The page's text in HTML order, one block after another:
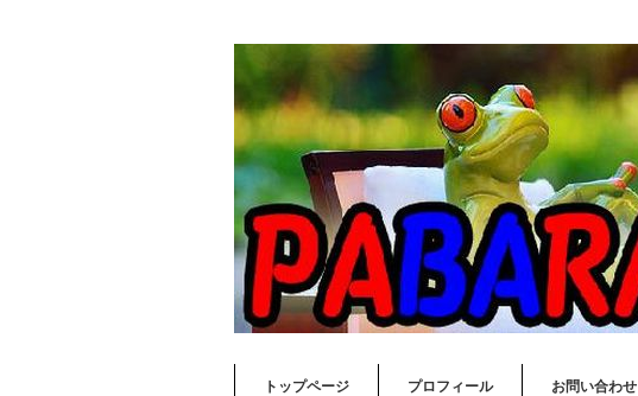
トップページ プロフィール お問い合わせ